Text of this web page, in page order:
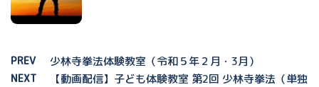
PREV 少林寺拳法体験教室（令和５年２月・3月）
NEXT
【動画配信】子ども体験教室 第2回 少林寺拳法（単独